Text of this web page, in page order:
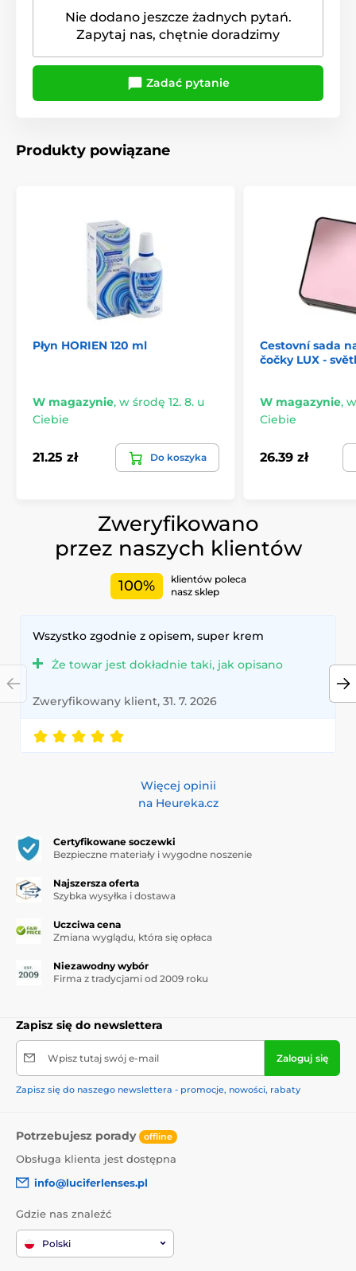
Nie dodano jeszcze żadnych pytań.
Zapytaj nas, chętnie doradzimy
Zadać pytanie
Produkty powiązane
Płyn HORIEN 120 ml
W magazynie, w środę 12. 8. u
Ciebie
21.25 zł Do koszyka
Cestovní sada
čočky LUX -
W magazynie,
Ciebie
26.39 zł
Zweryfikowano
przez naszych klientów
100%
klientów poleca
nasz sklep
Wszystko zgodnie z opisem, super krem
Że towar jest dokładnie taki, jak opisano
Zweryfikowany klient, 31. 7. 2026
Więcej opinii
na Heureka.cz
Certyfikowane soczewki
Bezpieczne materiały i wygodne noszenie
Najszersza oferta
Szybka wysyłka i dostawa
Uczciwa cena
Zmiana wyglądu, która się opłaca
Niezawodny wybór
Firma z tradycjami od 2009 roku
Zapisz się do newslettera
Wpisz tutaj swój e-mail Zaloguj się
Zapisz się do naszego newslettera - promocje, nowości, rabaty
Potrzebujesz porady offline
Obsługa klienta jest dostępna
info@luciferlenses.pl
Gdzie nas znaleźć
Polski